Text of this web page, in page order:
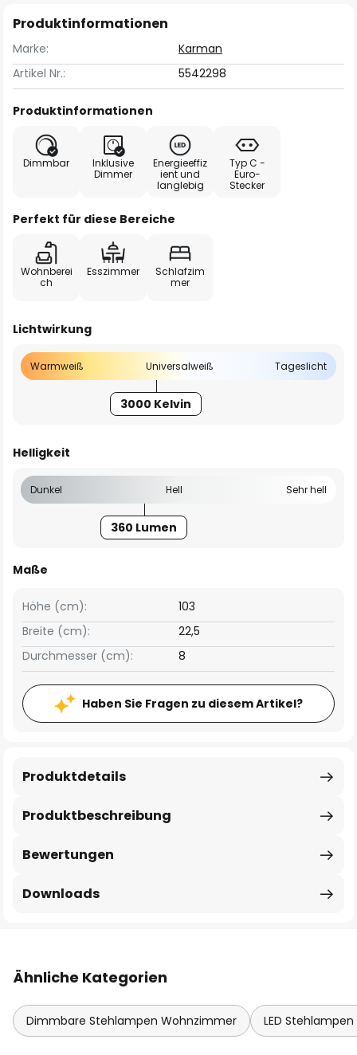
Produktinformationen
Marke:
Karman
Artikel Nr.:
5542298
Produktinformationen
Dimmbar
Inklusive
Dimmer
Energieeffiz
ient und
langlebig
Typ C -
Euro-
Stecker
Perfekt für diese Bereiche
Wohnberei
ch
Esszimmer
Schlafzim
mer
Lichtwirkung
Warmweiß Universalweiß Tageslicht
3000 Kelvin
Helligkeit
Dunkel Hell Sehr hell
360 Lumen
Maße
Breite (cm): 22,5
Höhe (cm): 103
Durchmesser (cm): 8
Haben Sie Fragen zu diesem Artikel?
Produktbeschreibung
Produktdetails
Bewertungen
Downloads
Ähnliche Kategorien
Dimmbare Stehlampen Wohnzimmer LED